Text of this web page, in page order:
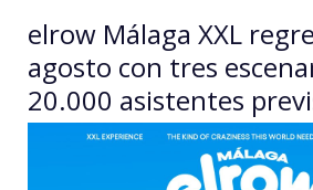
elrow Málaga XXL
agosto con tres
20.000 asistentes